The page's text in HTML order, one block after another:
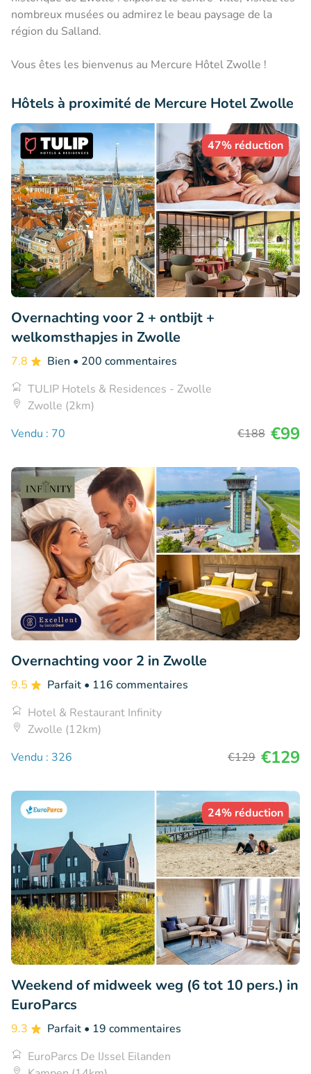
nombreux musées ou admirez le beau paysage de la
région du Salland.
Vous êtes les bienvenus au Mercure Hôtel Zwolle !
Hôtels à proximité de Mercure Hotel Zwolle
47% réduction
Overnachting voor 2 + ontbijt +
welkomsthapjes in Zwolle
7.8 Bien • 200 commentaires
TULIP Hotels & Residences - Zwolle
Zwolle (2km)
Vendu : 70
€188 €99
Overnachting voor 2 in Zwolle
9.5 Parfait • 116 commentaires
Hotel & Restaurant Infinity
Zwolle (12km)
Vendu : 326
€129 €129
24% réduction
Weekend of midweek weg (6 tot 10 pers.) in
EuroParcs
9.3 Parfait • 19 commentaires
EuroParcs De IJssel Eilanden